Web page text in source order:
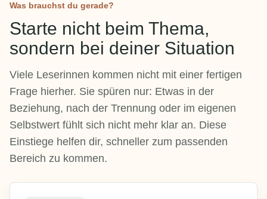
Was brauchst du gerade?
Starte nicht beim Thema,
sondern bei deiner Situation
Viele Leserinnen kommen nicht mit einer fertigen
Frage hierher. Sie spüren nur: Etwas in der
Beziehung, nach der Trennung oder im eigenen
Selbstwert fühlt sich nicht mehr klar an. Diese
Einstiege helfen dir, schneller zum passenden
Bereich zu kommen.